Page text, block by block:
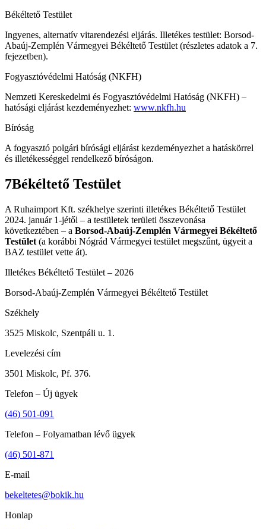
Békéltető Testület
Ingyenes, alternatív vitarendezési eljárás. Illetékes testület: Borsod-
Abaúj-Zemplén Vármegyei Békéltető Testület (részletes adatok a 7.
fejezetben).
Fogyasztóvédelmi Hatóság (NKFH)
Nemzeti Kereskedelmi és Fogyasztóvédelmi Hatóság (NKFH) –
hatósági eljárást kezdeményezhet: www.nkfh.hu
Bíróság
A fogyasztó polgári bírósági eljárást kezdeményezhet a hatáskörrel
és illetékességgel rendelkező bíróságon.
7Békéltető Testület
A Ruhaimport Kft. székhelye szerinti illetékes Békéltető Testület
2024. január 1-jétől – a testületek területi összevonása
következtében – a Borsod-Abaúj-Zemplén Vármegyei Békéltető
Testület (a korábbi Nógrád Vármegyei testület megszűnt, ügyeit a
BAZ testület vette át).
Illetékes Békéltető Testület – 2026
Borsod-Abaúj-Zemplén Vármegyei Békéltető Testület
Székhely
3525 Miskolc, Szentpáli u. 1.
Levelezési cím
3501 Miskolc, Pf. 376.
Telefon – Új ügyek
(46) 501-091
Telefon – Folyamatban lévő ügyek
(46) 501-871
E-mail
bekeltetes@bokik.hu
Honlap